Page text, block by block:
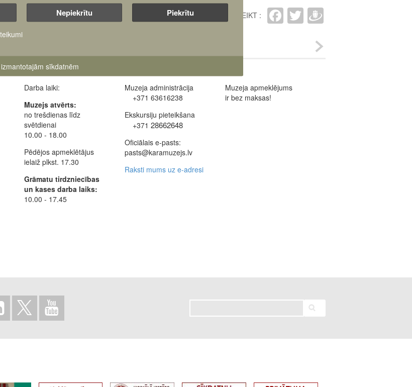
IETEIKT : Facebook
Twitter
Darba laiki:
Muzejs atvērts:
no trešdienas līdz
svētdienai
10.00 - 18.00
Pēdējos apmeklētājus
ielaiž plkst. 17.30
Grāmatu tirdzniecības
un kases darba laiks:
10.00 - 17.45
Muzeja administrācija
+371 63616238
Ekskursiju pieteikšana
+371 28662648
Oficiālais e-pasts:
pasts@karamuzejs.lv
Raksti mums uz e-adresi
Muzeja apmeklējums
ir bez maksas!
Nepiekrītu Piekrītu
sīkdatnēm